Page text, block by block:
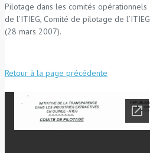
Pilotage dans les comités opérationnels
de l’ITIEG, Comité de pilotage de l’ITIEG
(28 mars 2007).
Retour à la page précédente